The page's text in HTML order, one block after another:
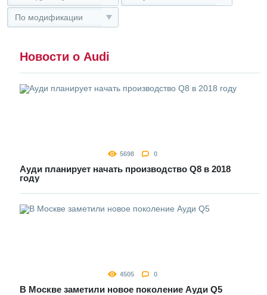
По модификации
Новости о Audi
5698 0
Ауди планирует начать производство Q8 в 2018
году
4505 0
В Москве заметили новое поколение Ауди Q5